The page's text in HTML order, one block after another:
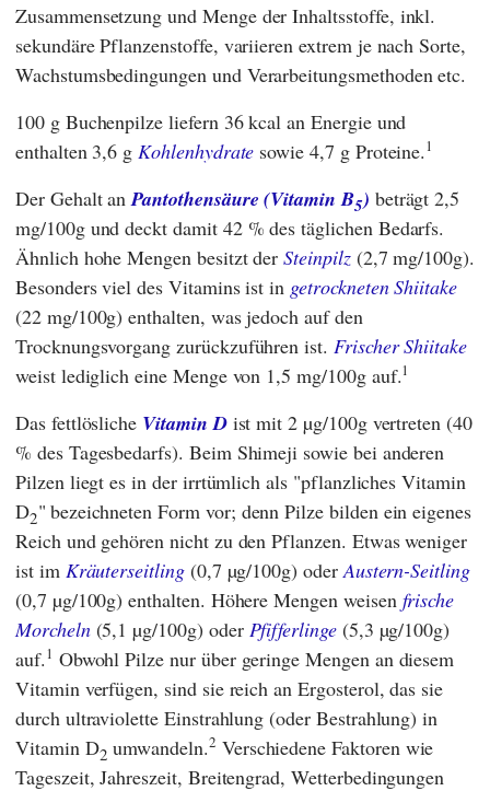
Zusammensetzung und Menge der Inhaltsstoffe, inkl.
sekundäre Pflanzenstoffe, variieren extrem je nach Sorte,
Wachstumsbedingungen und Verarbeitungsmethoden etc.
100 g Buchenpilze liefern 36 kcal an Energie und
enthalten 3,6 gKohlenhydrate sowie 4,7 g Proteine.1
Der Gehalt anPantothensäure (Vitamin B5) beträgt 2,5
mg/100g und deckt damit 42 % des täglichen Bedarfs.
Ähnlich hohe Mengen besitzt derSteinpilz(2,7 mg/100g).
Besonders viel des Vitamins ist in getrockneten Shiitake
(22 mg/100g) enthalten, was jedoch auf den
Trocknungsvorgang zurückzuführen ist. Frischer Shiitake
weist lediglich eine Menge von 1,5 mg/100g auf.1
Das fettlösliche Vitamin Dist mit 2 µg/100g vertreten (40
% des Tagesbedarfs). Beim Shimeji sowie bei anderen
Pilzen liegt es in der irrtümlich als "pflanzliches Vitamin
D2" bezeichneten Form vor; denn Pilze bilden ein eigenes
Reich und gehören nicht zu den Pflanzen. Etwas weniger
ist im Kräuterseitling(0,7 µg/100g) oderAustern-Seitling
(0,7 µg/100g) enthalten. Höhere Mengen weisen frische
Morcheln(5,1 µg/100g) oder Pfifferlinge(5,3 µg/100g)
auf.1 Obwohl Pilze nur über geringe Mengen an diesem
Vitamin verfügen, sind sie reich an Ergosterol, das sie
durch ultraviolette Einstrahlung (oder Bestrahlung) in
Vitamin D2 umwandeln.2 Verschiedene Faktoren wie
Tageszeit, Jahreszeit, Breitengrad, Wetterbedingungen